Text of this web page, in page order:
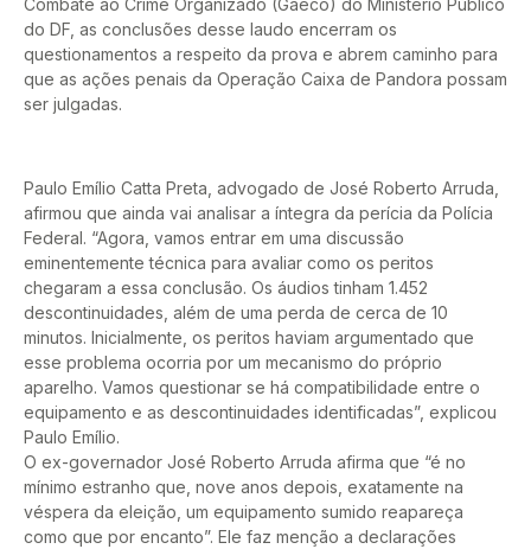
Combate ao Crime Organizado (Gaeco) do Ministério Público
do DF, as conclusões desse laudo encerram os
questionamentos a respeito da prova e abrem caminho para
que as ações penais da Operação Caixa de Pandora possam
ser julgadas.
Paulo Emílio Catta Preta, advogado de José Roberto Arruda,
afirmou que ainda vai analisar a íntegra da perícia da Polícia
Federal. “Agora, vamos entrar em uma discussão
eminentemente técnica para avaliar como os peritos
chegaram a essa conclusão. Os áudios tinham 1.452
descontinuidades, além de uma perda de cerca de 10
minutos. Inicialmente, os peritos haviam argumentado que
esse problema ocorria por um mecanismo do próprio
aparelho. Vamos questionar se há compatibilidade entre o
equipamento e as descontinuidades identificadas”, explicou
Paulo Emílio.
O ex-governador José Roberto Arruda afirma que “é no
mínimo estranho que, nove anos depois, exatamente na
véspera da eleição, um equipamento sumido reapareça
como que por encanto”. Ele faz menção a declarações